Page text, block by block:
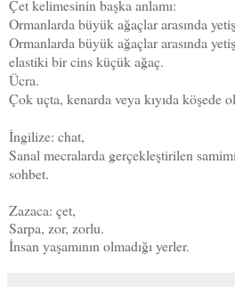
Çet kelimesinin başka anlamı:
Ormanlarda büyük ağaçlar arasında
Ormanlarda büyük ağaçlar arasında
elastiki bir cins küçük ağaç.
Ücra.
Çok uçta, kenarda veya kıyıda köşede
İngilize: chat,
Sanal mecralarda gerçekleştirilen
sohbet.
Zazaca: çet,
Sarpa, zor, zorlu.
İnsan yaşamının olmadığı yerler.